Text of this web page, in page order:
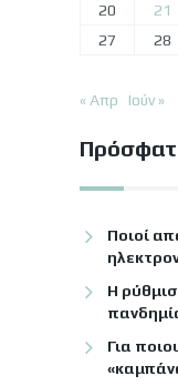
20
21
27
28
« Απρ Ιούν »
Ποιοί
Η
Για